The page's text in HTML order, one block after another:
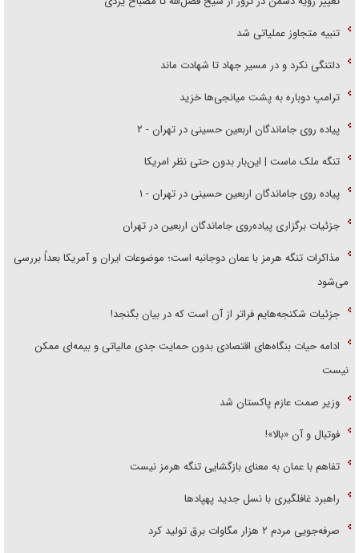
تنبیه متجاوز عملیاتی شد
دلتنگی نکرد و در مسیر جهاد تا شهادت ماند
ترامپ دوباره به پشت میانجی‌ها خزید
پیاده روی جاماندگان اربعین حسینی در تهران - ۲
تنگه ملک ماست | این‌بار بدون حتی نظر امریکا
پیاده روی جاماندگان اربعین حسینی در تهران - ۱
جزئیات برگزاری پیاده‌روی جاماندگان اربعین در تهران
مذاکرات تنگه هرمز با عمان دوجانبه است؛ موضوعات ایران و آمریکا بعداً بررسی
می‌شود
جزئیات شکنجه‌هایم فراتر از آن است که در بیان بگنجد!
ادامه حیات بنگاه‌های اقتصادی بدون حمایت جدی مالیاتی و بیمه‌ای ممکن
نیست
وزیر صمت عازم پاکستان شد
فوتبال و آن «بالا»!
تفاهم با عمان به معنای بازگشایی تنگه هرمز نیست
راهبرد غافلگیری با نسل جدید پهپاد‌ها
صرفه‌جویی مردم ۲ هزار مگاوات برق تولید کرد